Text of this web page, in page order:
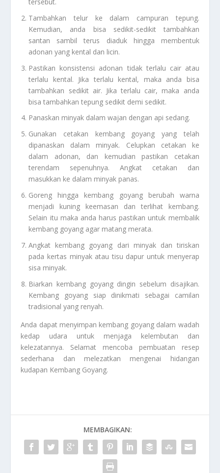
Tambahkan telur ke dalam campuran tepung.
Kemudian, anda bisa sedikit-sedikit tambahkan
santan sambil terus diaduk hingga membentuk
adonan yang kental dan licin.
Pastikan konsistensi adonan tidak terlalu cair atau
terlalu kental. Jika terlalu kental, maka anda bisa
tambahkan sedikit air. Jika terlalu cair, maka anda
bisa tambahkan tepung sedikit demi sedikit.
Panaskan minyak dalam wajan dengan api sedang.
Gunakan cetakan kembang goyang yang telah
dipanaskan dalam minyak. Celupkan cetakan ke
dalam adonan, dan kemudian pastikan cetakan
terendam sepenuhnya. Angkat cetakan dan
masukkan ke dalam minyak panas.
Goreng hingga kembang goyang berubah warna
menjadi kuning keemasan dan terlihat kembang.
Selain itu maka anda harus pastikan untuk membalik
kembang goyang agar matang merata.
Angkat kembang goyang dari minyak dan tiriskan
pada kertas minyak atau tisu dapur untuk menyerap
sisa minyak.
Biarkan kembang goyang dingin sebelum disajikan.
Kembang goyang siap dinikmati sebagai camilan
tradisional yang renyah.
Anda dapat menyimpan kembang goyang dalam wadah
kedap udara untuk menjaga kelembutan dan
kelezatannya. Selamat mencoba pembuatan resep
sederhana dan melezatkan mengenai hidangan
kudapan Kembang Goyang.
MEMBAGIKAN: